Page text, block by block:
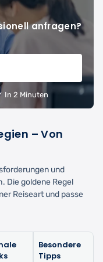
anfragen?
In 2 Minuten
– Von
und
Die goldene Regel
Reiseart und passe
Besondere
Tipps